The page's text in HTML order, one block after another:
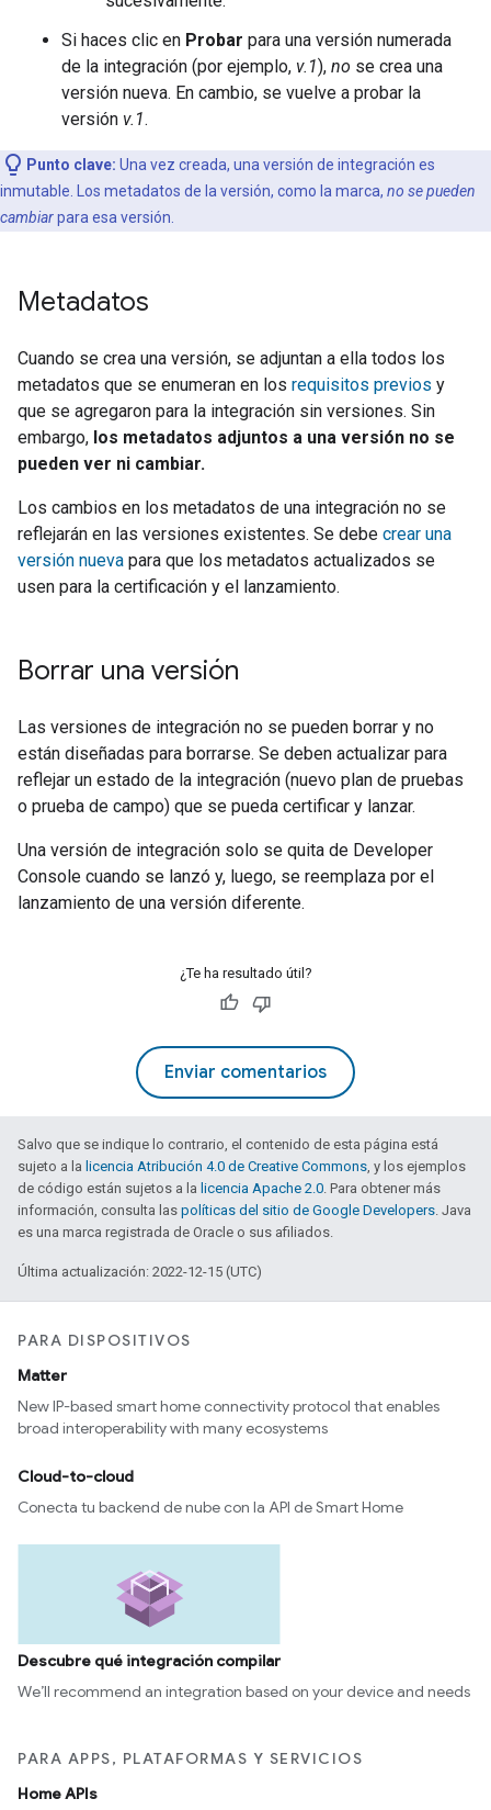
Si haces clic en Probar para una versión numerada
de la integración (por ejemplo, v.1), no se crea una
versión nueva. En cambio, se vuelve a probar la
versión v.1.
Punto clave: Una vez creada, una versión de integración es
inmutable. Los metadatos de la versión, como la marca, no se pueden
cambiarpara esa versión.
Metadatos
Cuando se crea una versión, se adjuntan a ella todos los
metadatos que se enumeran en los requisitos previos y
que se agregaron para la integración sin versiones. Sin
embargo, los metadatos adjuntos a una versión no se
pueden ver ni cambiar.
Los cambios en los metadatos de una integración no se
reflejarán en las versiones existentes. Se debe crear una
versión nueva para que los metadatos actualizados se
usen para la certificación y el lanzamiento.
Borrar una versión
Las versiones de integración no se pueden borrar y no
están diseñadas para borrarse. Se deben actualizar para
reflejar un estado de la integración (nuevo plan de pruebas
o prueba de campo) que se pueda certificar y lanzar.
Una versión de integración solo se quita de Developer
Console cuando se lanzó y, luego, se reemplaza por el
lanzamiento de una versión diferente.
¿Te ha resultado útil?
Enviar comentarios
Salvo que se indique lo contrario, el contenido de esta página está
sujeto a la licencia Atribución 4.0 de Creative Commons, y los ejemplos
de código están sujetos a la licencia Apache 2.0. Para obtener más
información, consulta las políticas del sitio de Google Developers. Java
es una marca registrada de Oracle o sus afiliados.
Última actualización: 2022-12-15 (UTC)
PARA DISPOSITIVOS
Matter
New IP-based smart home connectivity protocol that enables
broad interoperability with many ecosystems
Cloud-to-cloud
Conecta tu backend de nube con la API de Smart Home
Descubre qué integración compilar
We’ll recommend an integration based on your device and needs
PARA APPS, PLATAFORMAS Y SERVICIOS
Home APIs